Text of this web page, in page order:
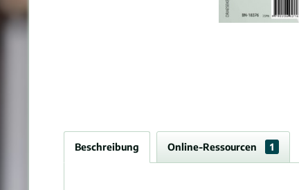
Beschreibung Online-Ressourcen 1